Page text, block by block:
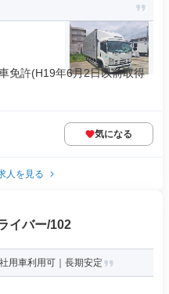
免許(H19年6月2日以前取得
気になる
人を見る
イバー/102
用車利用可｜長期安定